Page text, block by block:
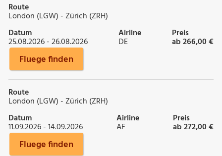
Route
London (LGW) - Zürich (ZRH)
Datum
25.08.2026 - 26.08.2026
Airline
DE
Preis
ab 266,00 €
Fluege finden
Route
London (LGW) - Zürich (ZRH)
Datum
11.09.2026 - 14.09.2026
Airline
AF
Preis
ab 272,00 €
Fluege finden